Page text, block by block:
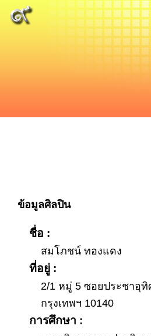
ข้อมูลศิลปิน
ชื่อ :
สมโภชน์ ทองแดง
ที่อยู่ :
2/1 หมู่ 5 ซอยประชาอุ
กรุงเทพฯ 10140
การศึกษา :